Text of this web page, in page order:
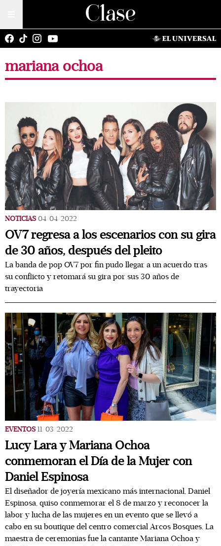
mariana ochoa
NOTICIAS 04/04/2022
OV7 regresa a los escenarios con su gira
de 30 años, después del pleito
La banda de pop OV7 por fin pudo llegar a un acuerdo tras
su conflicto y retomará su gira por sus 30 años de
trayectoria
EVENTOS 11/03/2022
Lucy Lara y Mariana Ochoa
conmemoran el Día de la Mujer con
Daniel Espinosa
El diseñador de joyería mexicano más internacional, Daniel
Espinosa, quiso conmemorar el 8 de marzo y reconocer la
labor y lucha de las mujeres en un evento que se llevó a
cabo en su boutique del centro comercial Arcos Bosques. La
maestra de ceremonias fue la cantante Mariana Ochoa y